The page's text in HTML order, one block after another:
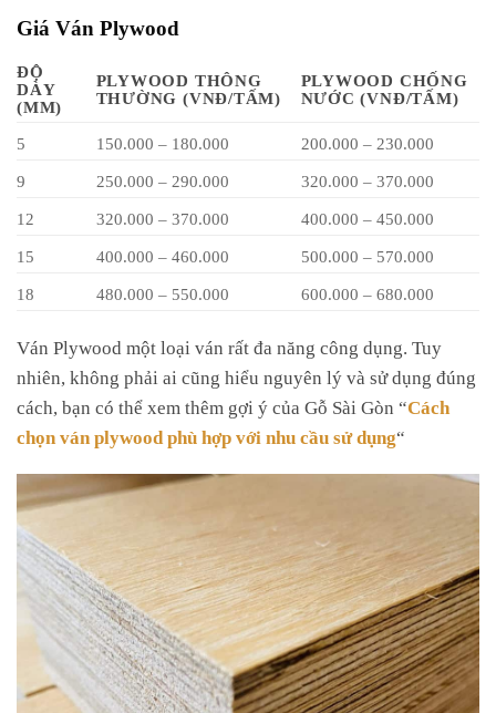
Giá Ván Plywood
ĐỘ
DÀY
(MM)
PLYWOOD THÔNG
THƯỜNG (VNĐ/TẤM)
PLYWOOD CHỐNG
NƯỚC (VNĐ/TẤM)
5 150.000 – 180.000 200.000 – 230.000
9 250.000 – 290.000 320.000 – 370.000
12 320.000 – 370.000 400.000 – 450.000
15 400.000 – 460.000 500.000 – 570.000
18 480.000 – 550.000 600.000 – 680.000
Ván Plywood một loại ván rất đa năng công dụng. Tuy
nhiên, không phải ai cũng hiểu nguyên lý và sử dụng đúng
cách, bạn có thể xem thêm gợi ý của Gỗ Sài Gòn “Cách
chọn ván plywood phù hợp với nhu cầu sử dụng“